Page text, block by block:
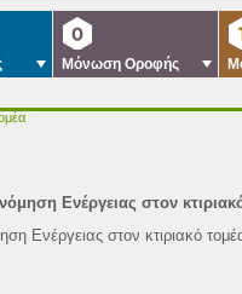
Μόνωση Οροφής
Ενέργειας στον
Ενέργειας στον κτιριακό